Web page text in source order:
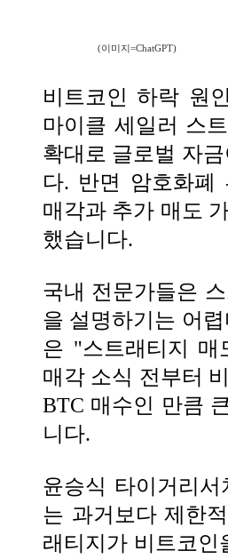
(이미지=ChatGPT)
비트코인 하락 원
마이클 세일러 스
확대로 글로벌 자
다. 반면 암호화폐
매각과 추가 매도
했습니다.
국내 전문가들은
을 설명하기는 어
은 "스트래티지 매
매각 소식 전부터
BTC 매수인 만큼
니다.
윤승식 타이거리
는 과거보다 제한
래티지가 비트코